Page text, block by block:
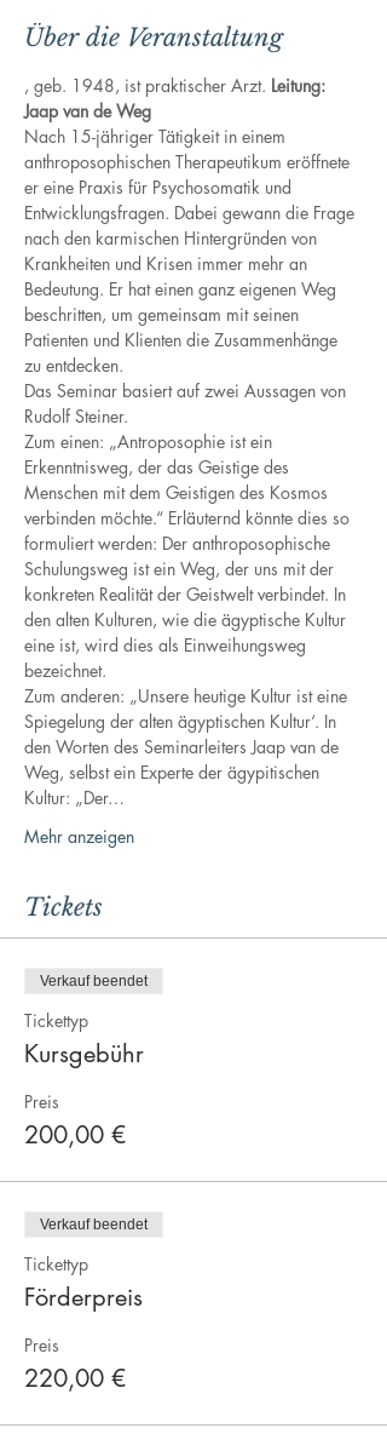
Über die Veranstaltung
, geb. 1948, ist praktischer Arzt. Leitung:
Jaap van de Weg
Nach 15-jähriger Tätigkeit in einem
anthroposophischen Therapeutikum eröffnete
er eine Praxis für Psychosomatik und
Entwicklungsfragen. Dabei gewann die Frage
nach den karmischen Hintergründen von
Krankheiten und Krisen immer mehr an
Bedeutung. Er hat einen ganz eigenen Weg
beschritten, um gemeinsam mit seinen
Patienten und Klienten die Zusammenhänge
zu entdecken.
Das Seminar basiert auf zwei Aussagen von
Rudolf Steiner.
Zum einen: „Antroposophie ist ein
Erkenntnisweg, der das Geistige des
Menschen mit dem Geistigen des Kosmos
verbinden möchte.“ Erläuternd könnte dies so
formuliert werden: Der anthroposophische
Schulungsweg ist ein Weg, der uns mit der
konkreten Realität der Geistwelt verbindet. In
den alten Kulturen, wie die ägyptische Kultur
eine ist, wird dies als Einweihungsweg
bezeichnet.
Zum anderen: „Unsere heutige Kultur ist eine
Spiegelung der alten ägyptischen Kultur‘. In
den Worten des Seminarleiters Jaap van de
Weg, selbst ein Experte der ägypitischen
Kultur: „Der…
Mehr anzeigen
Tickets
Verkauf beendet
Tickettyp
Kursgebühr
Preis
200,00 €
Verkauf beendet
Tickettyp
Förderpreis
Preis
220,00 €